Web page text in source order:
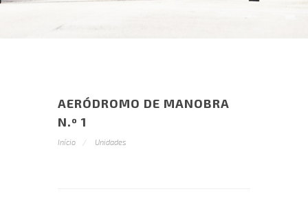
AERÓDROMO DE MANOBRA
N.º 1
Início Unidades